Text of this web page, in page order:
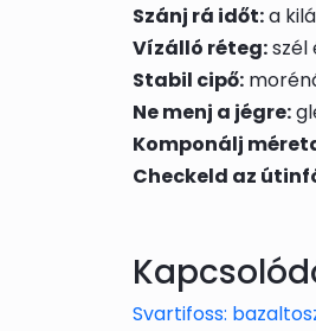
Szánj rá időt:a
Vízálló réteg:szél
Stabil cipő:
Ne menj a jégre:
Komponálj
Checkeld az
Svartifoss: